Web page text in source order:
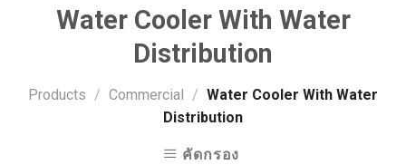
Water Cooler With Water
Distribution
Products / Commercial / Water Cooler With Water
Distribution
คัดกรอง